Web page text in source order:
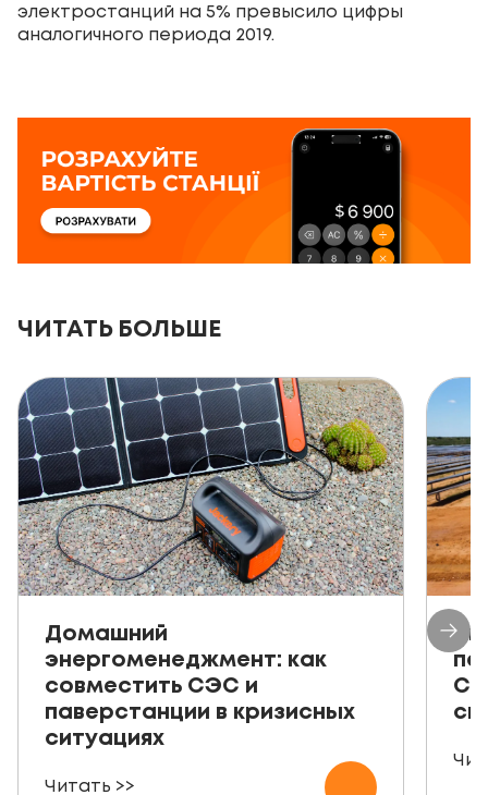
электростанций на 5% превысило цифры
аналогичного периода 2019.
ЧИТАТЬ БОЛЬШЕ
Домашний
энергоменеджмент: как
совместить СЭС и
паверстанции в кризисных
ситуациях
Читать >>